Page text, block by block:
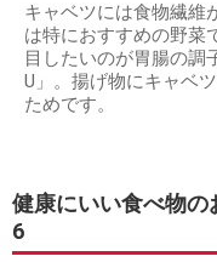
キャベツには食物繊維
は特におすすめの野菜
目したいのが胃腸の調
U」。揚げ物にキャベ
ためです。
健康にいい食べ物の
6